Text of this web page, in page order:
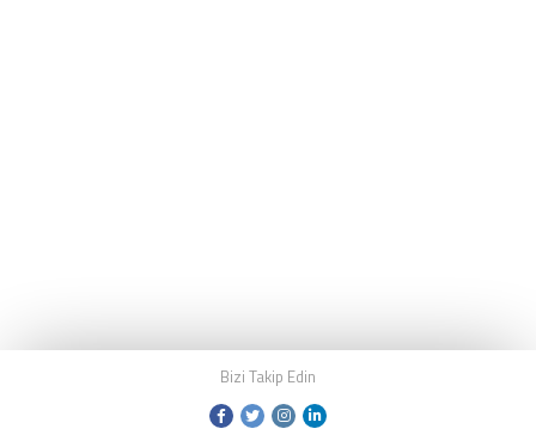
Bizi Takip Edin